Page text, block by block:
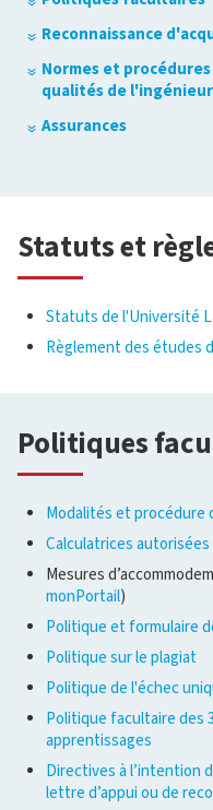
Reconnaissance
Normes et
qualités de l'ingénieur
Assurances
Statuts et
Statuts de l'Université
Règlement des études
Politiques
Modalités et procédure
Calculatrices autorisées
Mesures
monPortail)
Politique et formulaire
Politique sur le plagiat
Politique de l'échec
Politique facultaire des
apprentissages
Directives à l’intention
lettre d’appui ou de